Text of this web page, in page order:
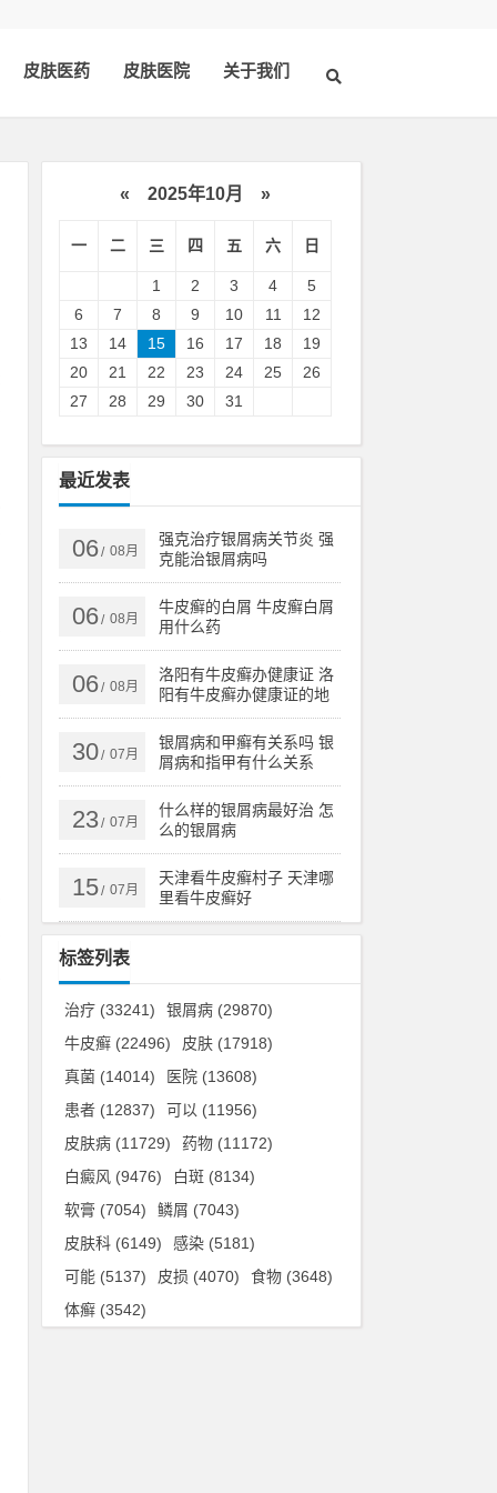
皮肤医药 皮肤医院 关于我们
« 2025年10月 »
一 二 三 四 五 六 日
1 2 3 4
5
6
7 8 9 10 11
12
13
14 15 16 17 18
19
20
21 22 23 24 25
26
27
28 29 30 31
最近发表
06/ 08月
强克治疗银屑病关节炎 强
克能治银屑病吗
06/ 08月
牛皮癣的白屑 牛皮癣白屑
用什么药
06/ 08月
洛阳有牛皮癣办健康证 洛
阳有牛皮癣办健康证的地
方吗
30/ 07月
银屑病和甲癣有关系吗 银
屑病和指甲有什么关系
23/ 07月
什么样的银屑病最好治 怎
么的银屑病
15/ 07月
天津看牛皮癣村子 天津哪
里看牛皮癣好
标签列表
治疗 (33241) 银屑病 (29870)
牛皮癣 (22496) 皮肤 (17918)
真菌 (14014) 医院 (13608)
患者 (12837) 可以 (11956)
皮肤病 (11729) 药物 (11172)
白癜风 (9476) 白斑 (8134)
软膏 (7054) 鳞屑 (7043)
皮肤科 (6149) 感染 (5181)
可能 (5137) 皮损 (4070) 食物 (3648)
体癣 (3542)